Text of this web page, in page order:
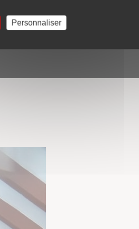
Personnaliser